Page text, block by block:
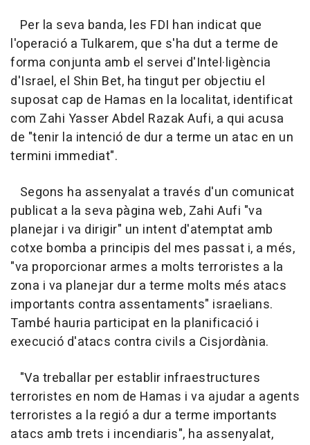
Per la seva banda, les FDI han indicat que
l'operació a Tulkarem, que s'ha dut a terme de
forma conjunta amb el servei d'Intel·ligència
d'Israel, el Shin Bet, ha tingut per objectiu el
suposat cap de Hamas en la localitat, identificat
com Zahi Yasser Abdel Razak Aufi, a qui acusa
de "tenir la intenció de dur a terme un atac en un
termini immediat".
Segons ha assenyalat a través d'un comunicat
publicat a la seva pàgina web, Zahi Aufi "va
planejar i va dirigir" un intent d'atemptat amb
cotxe bomba a principis del mes passat i, a més,
"va proporcionar armes a molts terroristes a la
zona i va planejar dur a terme molts més atacs
importants contra assentaments" israelians.
També hauria participat en la planificació i
execució d'atacs contra civils a Cisjordània.
"Va treballar per establir infraestructures
terroristes en nom de Hamas i va ajudar a agents
terroristes a la regió a dur a terme importants
atacs amb trets i incendiaris", ha assenyalat,